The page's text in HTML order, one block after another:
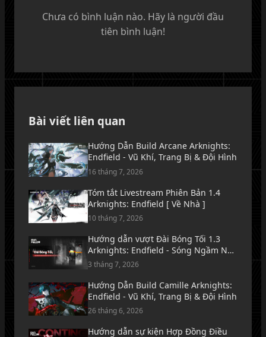
Bài viết liên quan
Hướng Dẫn Build Arcane Arknights:
Endfield - Vũ Khí, Trang Bị & Đội Hình
16 tháng 7, 2026
Tóm tắt Livestream Phiên Bản 1.4
Arknights: Endfield [ Về Nhà ]
10 tháng 7, 2026
Hướng dẫn vượt Đài Bóng Tối 1.3
Arknights: Endfield - Sóng Ngầm Nơi
Biển Lặng Tăm Tối
3 tháng 7, 2026
Hướng Dẫn Build Camille Arknights:
Endfield - Vũ Khí, Trang Bị & Đội Hình
26 tháng 6, 2026
Hướng dẫn sự kiện Hợp Đồng Điều
Chưa có bình luận nào. Hãy là người đầu
tiên bình luận!